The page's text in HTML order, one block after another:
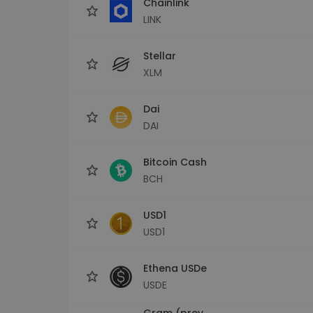
LINK
Stellar
XLM
Dai
DAI
Bitcoin Cash
BCH
USD1
USD1
Ethena USDe
USDE